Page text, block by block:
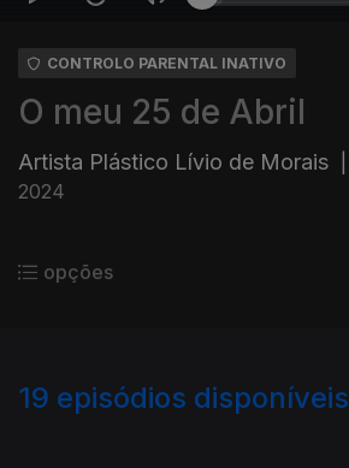
CONTROLO PARENTAL INATIVO
O meu 25 de Abril
Artista Plástico Lívio de Morais
2024
opções
19 episódios disponíveis